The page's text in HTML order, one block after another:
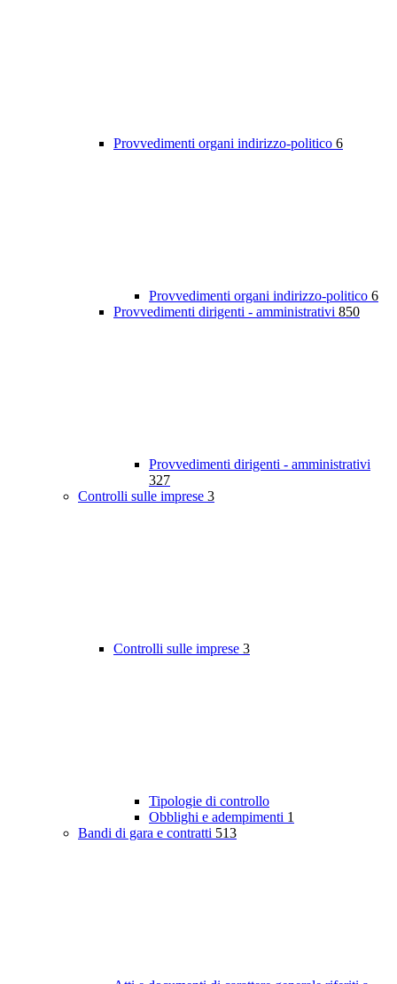
Provvedimenti organi indirizzo-politico 6
Provvedimenti organi indirizzo-politico 6
Provvedimenti dirigenti - amministrativi 850
Provvedimenti dirigenti - amministrativi
327
Controlli sulle imprese 3
Controlli sulle imprese 3
Tipologie di controllo
Obblighi e adempimenti 1
Bandi di gara e contratti 513